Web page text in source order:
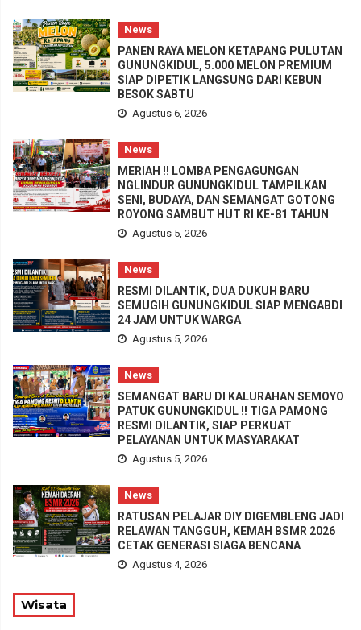
News
PANEN RAYA MELON KETAPANG PULUTAN
GUNUNGKIDUL, 5.000 MELON PREMIUM
SIAP DIPETIK LANGSUNG DARI KEBUN
BESOK SABTU
Agustus 6, 2026
News
MERIAH !! LOMBA PENGAGUNGAN
NGLINDUR GUNUNGKIDUL TAMPILKAN
SENI, BUDAYA, DAN SEMANGAT GOTONG
ROYONG SAMBUT HUT RI KE-81 TAHUN
Agustus 5, 2026
News
RESMI DILANTIK, DUA DUKUH BARU
SEMUGIH GUNUNGKIDUL SIAP MENGABDI
24 JAM UNTUK WARGA
Agustus 5, 2026
News
SEMANGAT BARU DI KALURAHAN SEMOYO
PATUK GUNUNGKIDUL !! TIGA PAMONG
RESMI DILANTIK, SIAP PERKUAT
PELAYANAN UNTUK MASYARAKAT
Agustus 5, 2026
News
RATUSAN PELAJAR DIY DIGEMBLENG JADI
RELAWAN TANGGUH, KEMAH BSMR 2026
CETAK GENERASI SIAGA BENCANA
Agustus 4, 2026
Wisata